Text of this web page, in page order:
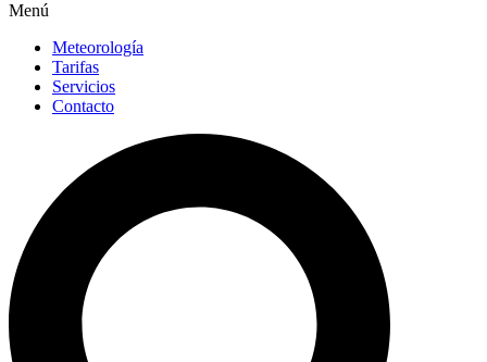
Menú
Meteorología
Tarifas
Servicios
Contacto